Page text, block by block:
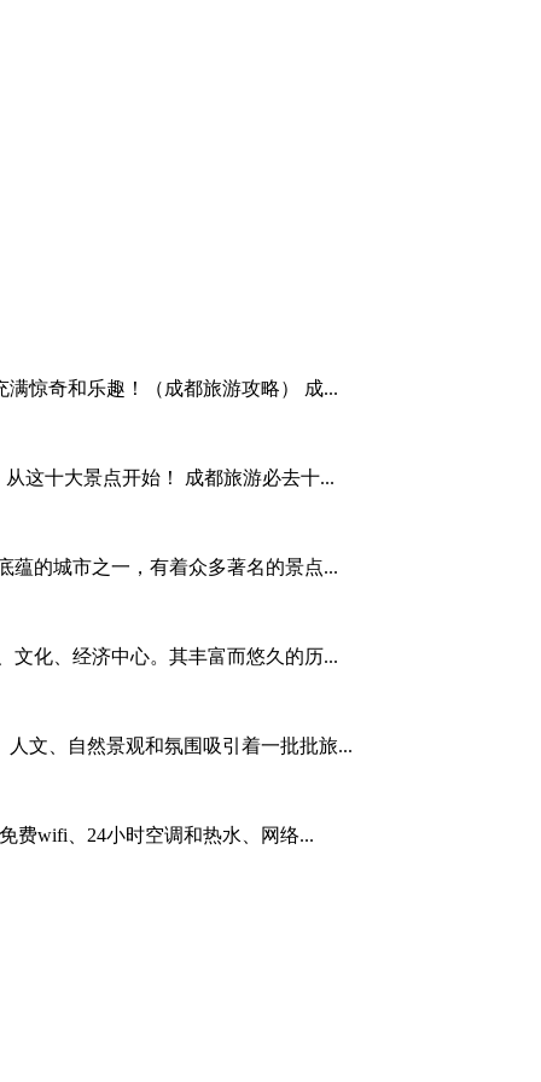
惊奇和乐趣！（成都旅游攻略） 成...
这十大景点开始！ 成都旅游必去十...
蕴的城市之一，有着众多著名的景点...
文化、经济中心。其丰富而悠久的历...
文、自然景观和氛围吸引着一批批旅...
费wifi、24小时空调和热水、网络...